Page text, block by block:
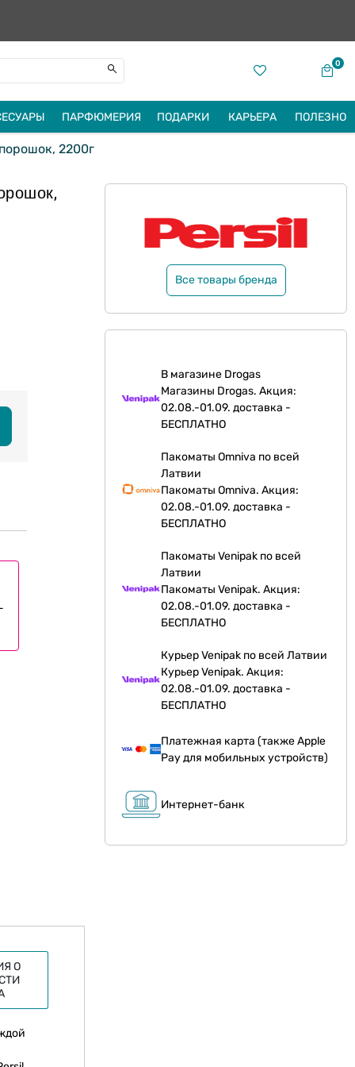
0
ПАРФЮМЕРИЯ ПОДАРКИ КАРЬЕРА ПОЛЕЗНО
2200г
Все товары бренда
В магазине Drogas
Магазины Drogas. Акция:
02.08.-01.09. доставка -
БЕСПЛАТНО
Пакоматы Omniva по всей
Латвии
Пакоматы Omniva. Акция:
02.08.-01.09. доставка -
БЕСПЛАТНО
Пакоматы Venipak по всей
Латвии
Пакоматы Venipak. Акция:
02.08.-01.09. доставка -
БЕСПЛАТНО
Курьер Venipak по всей Латвии
Курьер Venipak. Акция:
02.08.-01.09. доставка -
БЕСПЛАТНО
Платежная карта (также Apple
Pay для мобильных устройств)
Интернет-банк
О